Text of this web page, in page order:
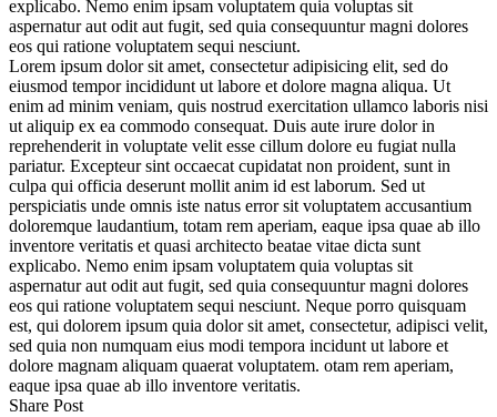
explicabo. Nemo enim ipsam voluptatem quia voluptas sit
aspernatur aut odit aut fugit, sed quia consequuntur magni dolores
eos qui ratione voluptatem sequi nesciunt.
Lorem ipsum dolor sit amet, consectetur adipisicing elit, sed do
eiusmod tempor incididunt ut labore et dolore magna aliqua. Ut
enim ad minim veniam, quis nostrud exercitation ullamco laboris nisi
ut aliquip ex ea commodo consequat. Duis aute irure dolor in
reprehenderit in voluptate velit esse cillum dolore eu fugiat nulla
pariatur. Excepteur sint occaecat cupidatat non proident, sunt in
culpa qui officia deserunt mollit anim id est laborum. Sed ut
perspiciatis unde omnis iste natus error sit voluptatem accusantium
doloremque laudantium, totam rem aperiam, eaque ipsa quae ab illo
inventore veritatis et quasi architecto beatae vitae dicta sunt
explicabo. Nemo enim ipsam voluptatem quia voluptas sit
aspernatur aut odit aut fugit, sed quia consequuntur magni dolores
eos qui ratione voluptatem sequi nesciunt. Neque porro quisquam
est, qui dolorem ipsum quia dolor sit amet, consectetur, adipisci velit,
sed quia non numquam eius modi tempora incidunt ut labore et
dolore magnam aliquam quaerat voluptatem. otam rem aperiam,
eaque ipsa quae ab illo inventore veritatis.
Share Post